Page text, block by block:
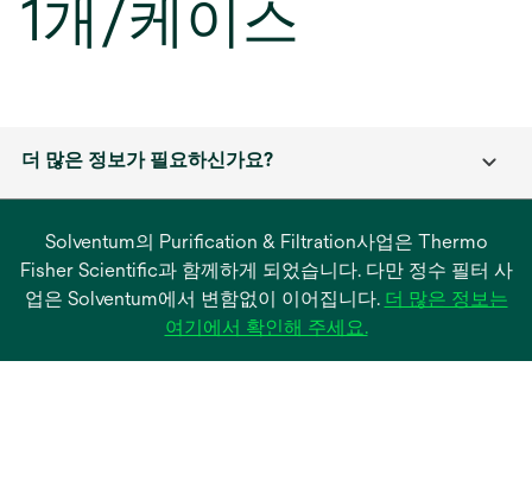
1개/케이스
더 많은 정보가 필요하신가요?
Solventum의 Purification & Filtration사업은 Thermo
Fisher Scientific과 함께하게 되었습니다. 다만 정수 필터 사
업은 Solventum에서 변함없이 이어집니다. 더 많은 정보는
여기에서 확인해 주세요.새